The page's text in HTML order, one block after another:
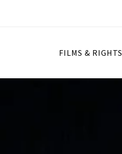
FILMS & RIGHTS